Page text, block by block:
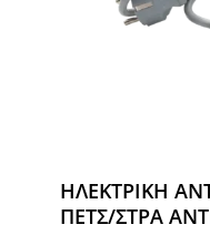
ΗΛΕΚΤΡΙΚΗ
ΠΕΤΣ/ΣΤΡΑ